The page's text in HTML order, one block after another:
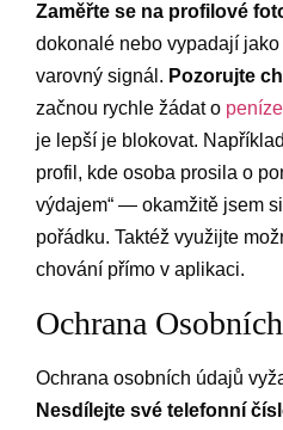
Zaměřte se na profilové
dokonalé nebo vypadají
varovný signál. Pozorujte
začnou rychle žádat o
je lepší je blokovat.
profil, kde osoba prosila o
výdajem“ — okamžitě jsem
pořádku. Taktéž využijte
chování přímo v aplikaci.
Ochrana
Ochrana osobních údajů
Nesdílejte své telefonní